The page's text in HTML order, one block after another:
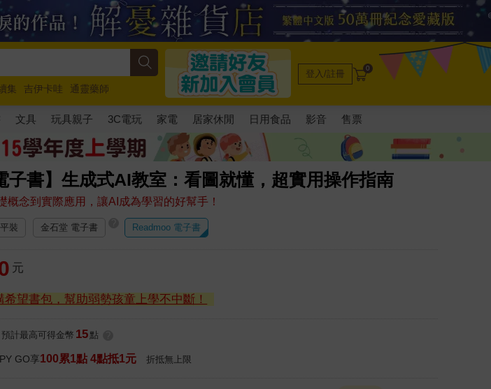
集 吉伊卡哇
通靈藥師
5 超慢跑
登入/註冊 0
文具 玩具親子 3C電玩 家電 居家休閒 日用食品 影音 售票
子書】生成式AI教室：看圖就懂，超實用操作指南
概念到實際應用，讓AI成為學習的好幫手！
裝 金石堂 電子書 Readmoo 電子書
元
希望書包，幫助弱勢孩童上學不中斷！
預計最高可得金幣 15 點
GO享100累1點 4點抵1元 折抵無上限